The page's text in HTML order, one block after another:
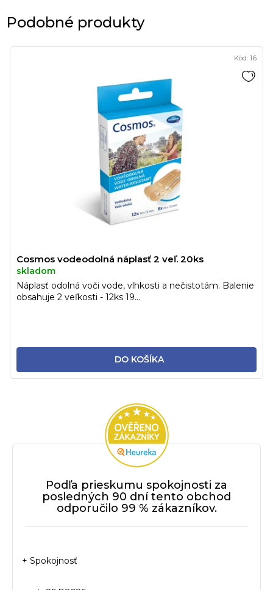
Podobné produkty
Cosmos vodeodolná náplasť 2 veľ. 20ks
skladom
DO KOŠÍKA
Náplasť odolná voči vode, vlhkosti a nečistotám. Balenie
obsahuje 2 veľkosti - 12ks 19...
Kód: 16
Podľa prieskumu spokojnosti za
posledných 90 dní tento obchod
odporučilo 99 % zákazníkov.
+ Spokojnosť